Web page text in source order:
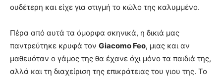
ουδέτερη και είχε για στιγμή το κώλο της καλυμμένο.
Πέρα από αυτά τα όμορφα σκηνικά, η δικιά μας
παντρεύτηκε κρυφά τον Giacomo Feo, μιας και αν
μαθευόταν ο γάμος της θα έχανε όχι μόνο τα παιδιά της,
αλλά και τη διαχείριση της επικράτειας του γιου της. Το